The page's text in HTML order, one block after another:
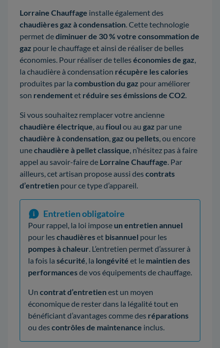
Lorraine Chauffage installe également des
chaudières gaz à condensation . Cette technologie
permet dediminuer de 30 % votre consommation de
gaz pour le chauffage et ainsi de réaliser de belles
économies. Pour réaliser de telleséconomies de gaz
la chaudière à condensation récupère les calories
produites par la combustion du gaz pour améliorer
son rendementet réduire ses émissions de CO2
Si vous souhaitez remplacer votre ancienne
chaudière électrique , au fioul ou au gaz par une
chaudière à condensation gaz ou pellets , ou encore
unechaudière à pellet classique , n’hésitez pas à faire
appel au savoir-faire de Lorraine Chauffage . Par
ailleurs, cet artisan propose aussi descontrats
d’entretien pour ce type d’appareil.
Entretien obligatoire
Pour rappel, la loi impose un entretien annuel
pour leschaudièreset bisannuel pour les
pompes à chaleur . L’entretien permet d’assurer à
la fois la sécurité , la longévité et le maintien des
performancesde vos équipements de chauffage.
Un contrat d’entretienest un moyen
économique de rester dans la légalité tout en
bénéficiant d’avantages comme des réparations
ou descontrôles de maintenance inclus.